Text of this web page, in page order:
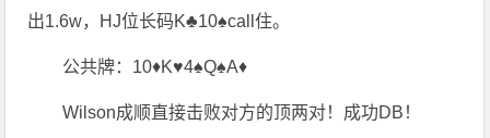
出1.6w，HJ位长码K♣10♠call住。
公共牌：10♦K♥4♠Q♠A♦
Wilson成顺直接击败对方的顶两对！成功DB！